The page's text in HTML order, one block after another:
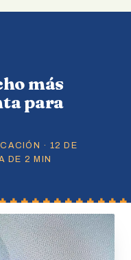
más
para
· 12 DE
DE 2 MIN